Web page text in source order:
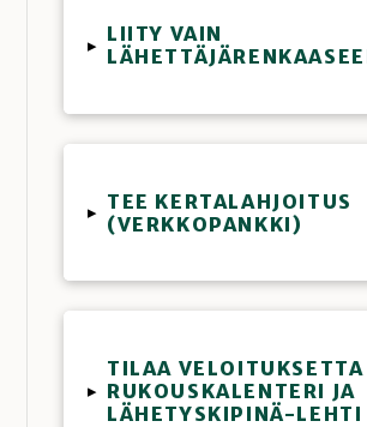
▸ LIITY VAIN
▸ TEE KERTALAHJOITUS
(VERKKOPANKKI)
▸
TILAA VELOITUKSETTA
RUKOUSKALENTERI JA
LÄHETYSKIPINÄ-LEHTI